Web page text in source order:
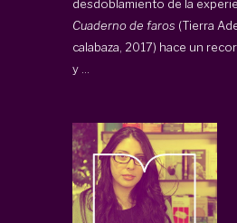
desdoblamiento de la
Cuaderno de faros (Tierra
calabaza, 2017) hace un
y ...